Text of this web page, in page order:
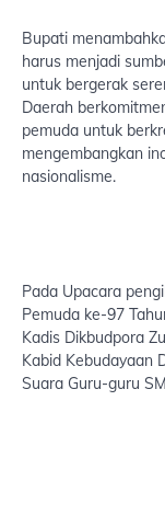
Bupati
harus menjadi
untuk bergerak
Daerah
pemuda untuk
mengembangkan
nasionalisme.
Pada Upacara
Pemuda ke-97
Kadis Dikbudpora
Kabid Kebudayaan
Suara Guru-guru